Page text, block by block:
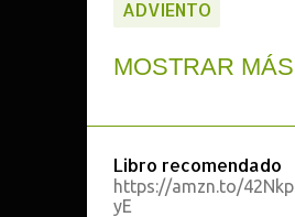
ADVIENTO
ALTERACIÓN NUEVA
ANÁLISIS FORMAL
MOSTRAR MÁS
Libro recomendado
https://amzn.to/42Nkp
yE